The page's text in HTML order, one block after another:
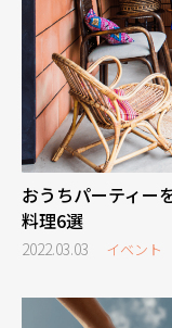
おうちパーティー
料理6選
2022.03.03 イベント